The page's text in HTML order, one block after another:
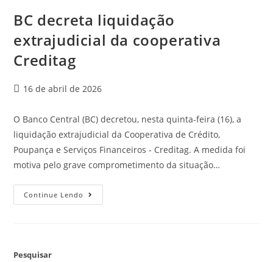
BC decreta liquidação
extrajudicial da cooperativa
Creditag
16 de abril de 2026
O Banco Central (BC) decretou, nesta quinta-feira (16), a
liquidação extrajudicial da Cooperativa de Crédito,
Poupança e Serviços Financeiros - Creditag. A medida foi
motiva pelo grave comprometimento da situação…
Continue Lendo
Pesquisar